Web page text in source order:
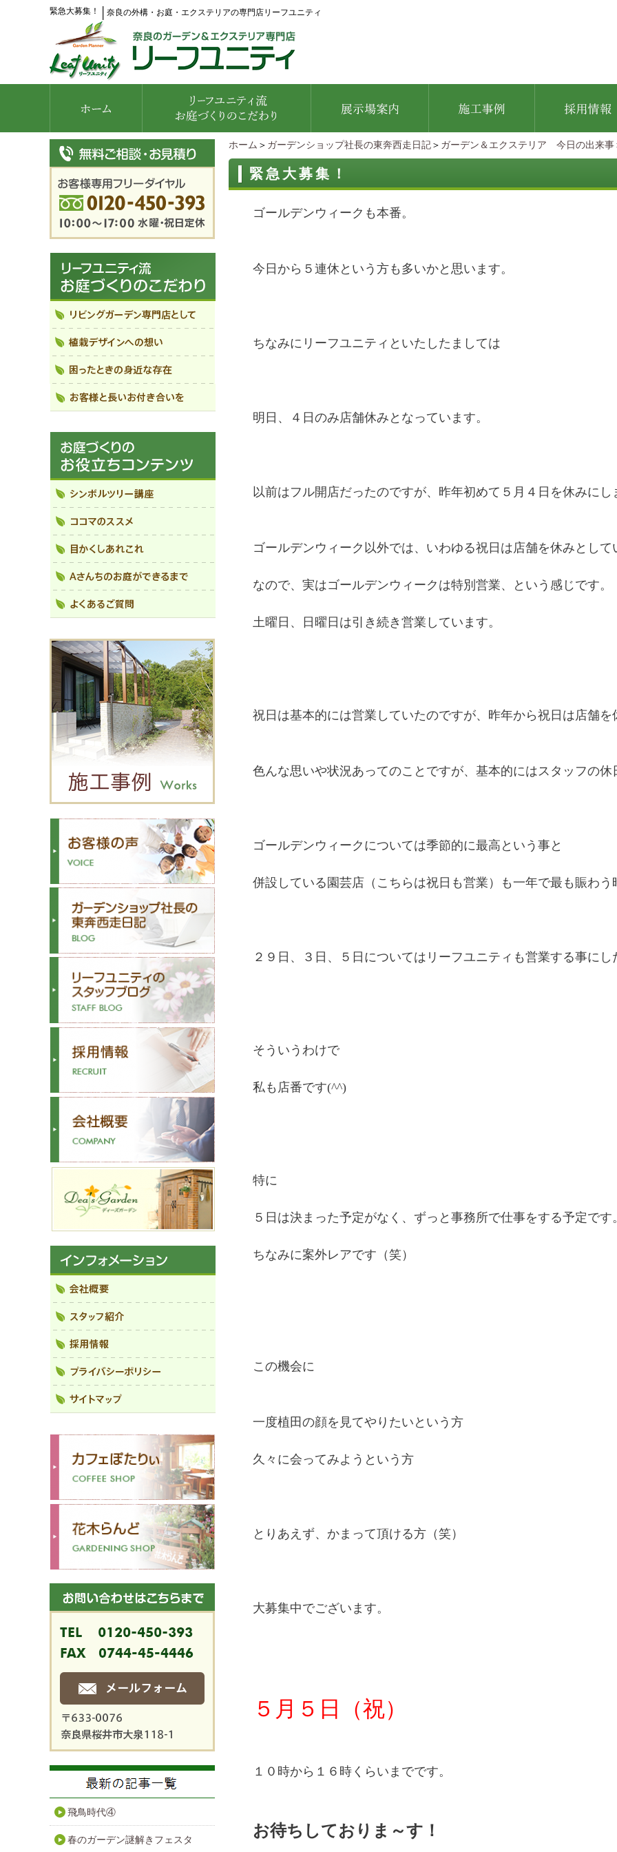
緊急大募集！ 奈良の外構・お庭・エクステリアの専門店リーフユニティ
ホーム ＞ ガーデンショップ社長の東奔西走日記 ＞ ガーデン＆エクステリア 今日の出来事
緊急大募集！
ゴールデンウィークも本番。
今日から５連休という方も多いかと思います。
ちなみにリーフユニティといたしたましては
明日、４日のみ店舗休みとなっています。
以前はフル開店だったのですが、昨年初めて５月４日を休みにし
ゴールデンウィーク以外では、いわゆる祝日は店舗を休みとして
なので、実はゴールデンウィークは特別営業、という感じです。
土曜日、日曜日は引き続き営業しています。
祝日は基本的には営業していたのですが、昨年から祝日は店舗を
色んな思いや状況あってのことですが、基本的にはスタッフの休
ゴールデンウィークについては季節的に最高という事と
併設している園芸店（こちらは祝日も営業）も一年で最も賑わう
２９日、３日、５日についてはリーフユニティも営業する事にし
そういうわけで
私も店番です(^^)
特に
５日は決まった予定がなく、ずっと事務所で仕事をする予定です。
ちなみに案外レアです（笑）
この機会に
一度植田の顔を見てやりたいという方
久々に会ってみようという方
とりあえず、かまって頂ける方（笑）
大募集中でございます。
５月５日（祝）
１０時から１６時くらいまでです。
お待ちしておりま～す！
飛鳥時代④
春のガーデン謎解きフェスタ